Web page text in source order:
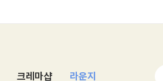
크레마샵 라운지